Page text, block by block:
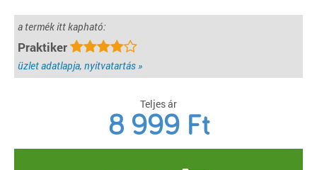
a termék itt kapható:
Praktiker
üzlet adatlapja, nyitvatartás »
Teljes ár
8 999 Ft